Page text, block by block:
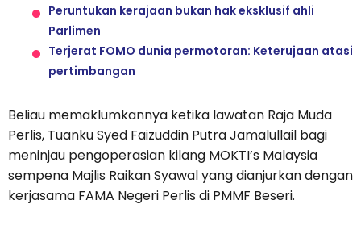
Peruntukan kerajaan bukan hak eksklusif ahli
Parlimen
Terjerat FOMO dunia permotoran: Keterujaan atasi
pertimbangan
Beliau memaklumkannya ketika lawatan Raja Muda
Perlis, Tuanku Syed Faizuddin Putra Jamalullail bagi
meninjau pengoperasian kilang MOKTI’s Malaysia
sempena Majlis Raikan Syawal yang dianjurkan dengan
kerjasama FAMA Negeri Perlis di PMMF Beseri.